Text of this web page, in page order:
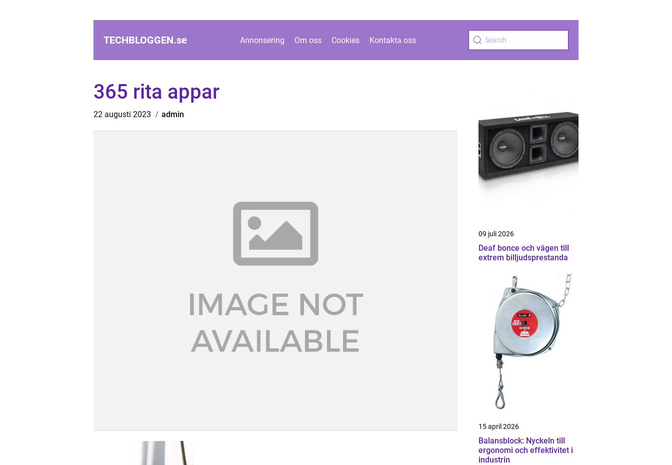
TECHBLOGGEN.se Annonsering Om oss Cookies Kontakta oss
365 rita appar
22 augusti 2023 admin
09 juli 2026
Deaf bonce och vägen till
extrem billjudsprestanda
15 april 2026
Balansblock: Nyckeln till
ergonomi och effektivitet i
industrin